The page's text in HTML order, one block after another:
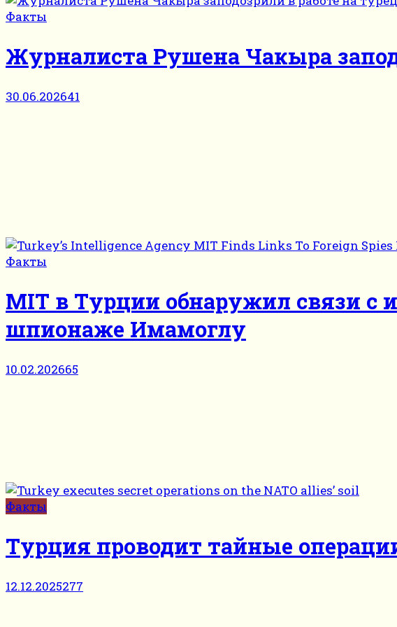
Факты
Журналиста Рушена Чакыра
30.06.202641
Факты
MIT в Турции обнаружил связи с
шпионаже Имамоглу
10.02.202665
Факты
Турция проводит тайные
12.12.2025277